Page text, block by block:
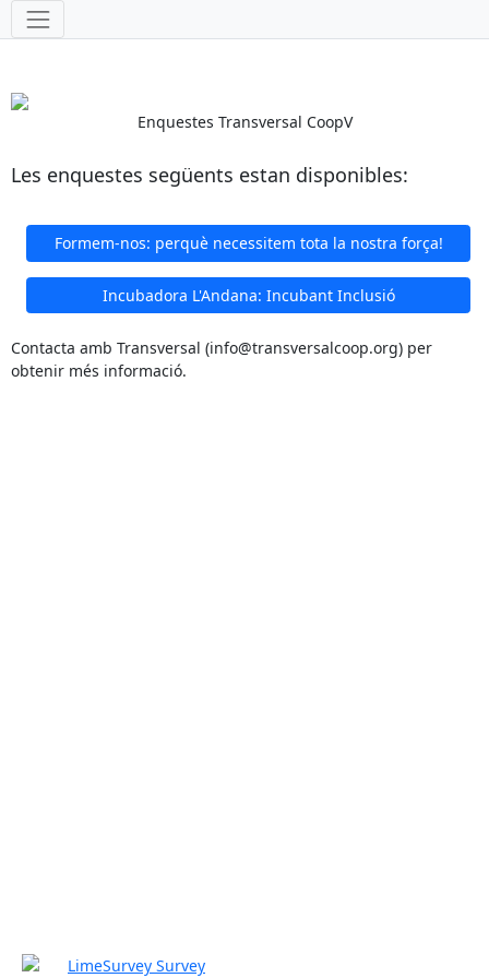
Eines
Enquestes Transversal CoopV
Les enquestes següents estan disponibles:
Formem-nos: perquè necessitem tota la nostra força!
Incubadora L'Andana: Incubant Inclusió
Contacta amb Transversal (info@transversalcoop.org) per
obtenir més informació.